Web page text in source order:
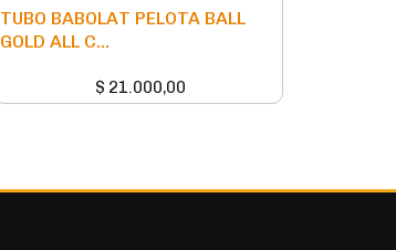
TUBO BABOLAT PELOTA BALL
GOLD ALL C...
$ 21.000,00